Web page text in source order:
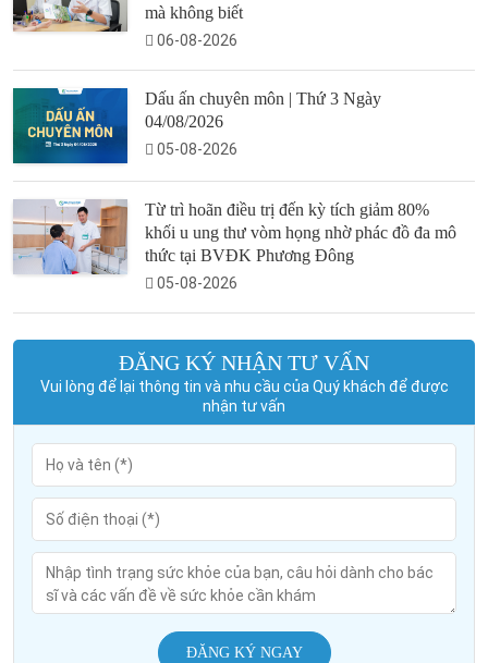
mà không biết
06-08-2026
Dấu ấn chuyên môn | Thứ 3 Ngày
04/08/2026
05-08-2026
Từ trì hoãn điều trị đến kỳ tích giảm 80%
khối u ung thư vòm họng nhờ phác đồ đa mô
thức tại BVĐK Phương Đông
05-08-2026
ĐĂNG KÝ NHẬN TƯ VẤN
Vui lòng để lại thông tin và nhu cầu của Quý khách để được
nhận tư vấn
ĐĂNG KÝ NGAY